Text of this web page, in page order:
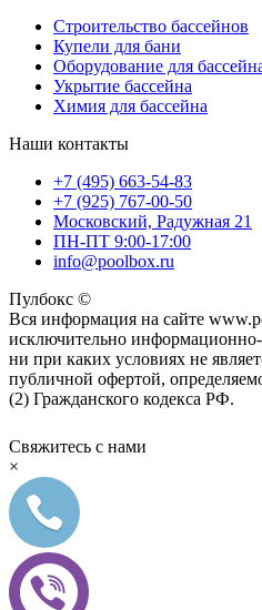
Строительство бассейнов
Купели для бани
Оборудование для
Укрытие бассейна
Химия для бассейна
Наши контакты
+7 (495) 663-54-83
+7 (925) 767-00-50
Московский, Радужная 21
ПН-ПТ 9:00-17:00
info@poolbox.ru
Пулбокс ©
Вся информация на сайте
исключительно
ни при каких условиях не
публичной офертой,
(2) Гражданского кодекса РФ.
Свяжитесь с нами
×